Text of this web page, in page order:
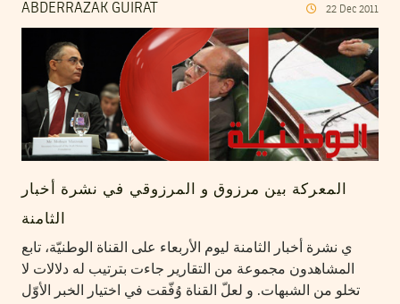
ABDERRAZAK GUIRAT 22 Dec 2011
المعركة بين مرزوق و المرزوقي في نشرة أخبار
الثامنة
ي نشرة أخبار الثامنة ليوم الأربعاء على القناة الوطنيّة، تابع
المشاهدون مجموعة من التقارير جاءت بترتيب له دلالات لا
تخلو من الشبهات. و لعلّ القناة وُفّقت في اختيار الخبر الأوّل